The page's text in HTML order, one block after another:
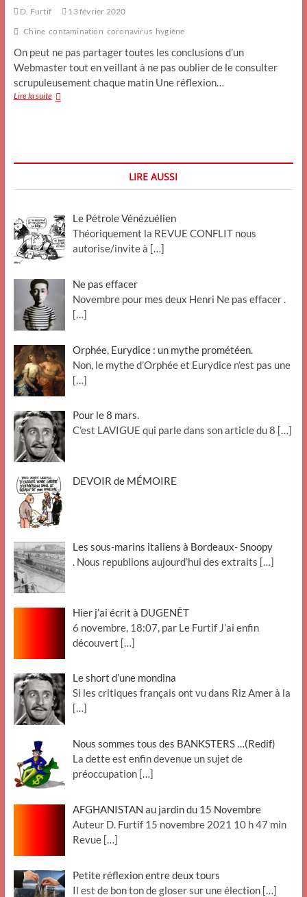
D. Furtif
13 février 2020
Chine contamination coronavirus hygiène
On peut ne pas partager toutes les conclusions d’un
Webmaster tout en veillant à ne pas oublier de le consulter
scrupuleusement chaque matin Une réflexion…
Lire la suiteLe
LIRE AUSSI
Le Pétrole Vénézuélien
Théoriquement la REVUE CONFLIT nous
autorise/invite à […]
Ne pas effacer
Novembre pour mes deux Henri Ne pas effacer .
[…]
Orphée, Eurydice : un mythe prométéen.
Non, le mythe d’Orphée et Eurydice n’est pas une
[…]
Pour le 8 mars.
C’est LAVIGUE qui parle dans son article du 8 […]
DEVOIR de MÉMOIRE
Les sous-marins italiens à Bordeaux- Snoopy
. Nous republions aujourd’hui des extraits […]
Hier j’ai écrit à DUGENÊT
6 novembre, 18:07, par Le Furtif J’ai enfin
découvert […]
Le short d’une mondina
Si les critiques français ont vu dans Riz Amer à la
[…]
Nous sommes tous des BANKSTERS …(Redif)
La dette est enfin devenue un sujet de
préoccupation […]
AFGHANISTAN au jardin du 15 Novembre
Auteur D. Furtif 15 novembre 2021 10 h 47 min
Revue […]
Petite réflexion entre deux tours
Il est de bon ton de gloser sur une élection […]